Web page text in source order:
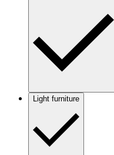
Light furniture